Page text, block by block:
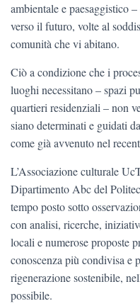
ambientale e paesaggistico
verso il futuro, volte al
comunità che vi abitano.
Ciò a condizione che i
luoghi necessitano – spazi
quartieri residenziali – non
siano determinati e guidati
come già avvenuto nel
L’Associazione culturale
Dipartimento Abc del
tempo posto sotto
con analisi, ricerche,
locali e numerose proposte
conoscenza più condivisa e
rigenerazione sostenibile,
possibile.